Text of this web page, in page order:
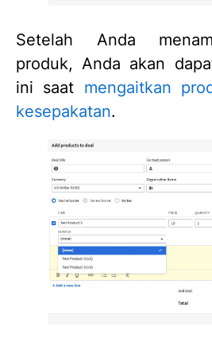
Setelah Anda
produk, Anda akan
ini saat mengaitkan
kesepakatan.